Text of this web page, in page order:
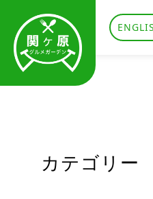
カテゴリー